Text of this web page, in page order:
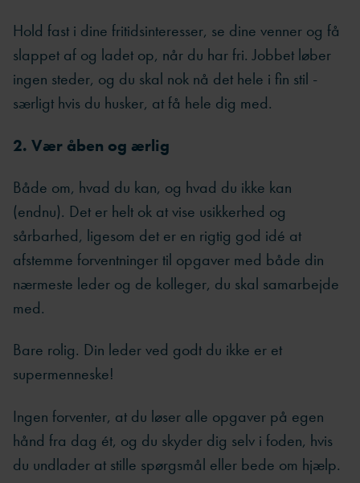
Hold fast i dine fritidsinteresser, se dine venner og få
slappet af og ladet op, når du har fri. Jobbet løber
ingen steder, og du skal nok nå det hele i fin stil -
særligt hvis du husker, at få hele dig med.
2. Vær åben og ærlig
Både om, hvad du kan, og hvad du ikke kan
(endnu). Det er helt ok at vise usikkerhed og
sårbarhed, ligesom det er en rigtig god idé at
afstemme forventninger til opgaver med både din
nærmeste leder og de kolleger, du skal samarbejde
med.
Bare rolig. Din leder ved godt du ikke er et
supermenneske!
Ingen forventer, at du løser alle opgaver på egen
hånd fra dag ét, og du skyder dig selv i foden, hvis
du undlader at stille spørgsmål eller bede om hjælp.